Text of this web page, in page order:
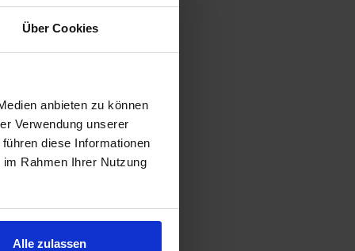
Über Cookies
anbieten zu können
Verwendung unserer
diese Informationen
Rahmen Ihrer Nutzung
Alle zulassen
analysiert und
Techniken für
und
und
ausreichender
die